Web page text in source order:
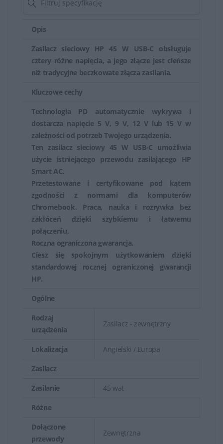
Zasilacze HP są niezwykle ważnymi elementami
zapewniającymi zasilanie do urządzeń marki HP. Ich
mobilność zapewniają odpowiednie warunki do
prawidłowego działania urządzeń elektronicznych.
zgodnych z zaleceniami producenta, aby uniknąć
problemów z zasilaniem i ewentualnych uszkodzeń
sprzętu.
Opis
Zasilacz sieciowy HP 45 W USB-C obsługuje
cztery różne napięcia, a jego złącze jest cieńsze
niż tradycyjne beczkowate złącza zasilania.
Kluczowe cechy
Technologia PD automatycznie wykrywa i
dostarcza napięcie 5 V, 9 V, 12 V lub 15 V w
zależności od potrzeb Twojego urządzenia.
Ten zasilacz sieciowy 45 W USB-C umożliwia
użycie istniejącego przewodu zasilającego HP
Smart AC.
Przetestowane i certyfikowane pod kątem
zgodności z normami dla komputerów
Chromebook. Praca, nauka i rozrywka bez
zakłóceń dzięki szybkiemu i łatwemu
połączeniu.
Roczna ograniczona gwarancja.
Ciesz się spokojnym użytkowaniem dzięki
standardowej rocznej ograniczonej gwarancji
HP.
Ogólne
Rodzaj
urządzenia
Zasilacz - zewnętrzny
Lokalizacja Angielski / Europa
Zasilacz
Zasilanie 45 wat
Różne
Dołączone
przewody
Zewnętrzna